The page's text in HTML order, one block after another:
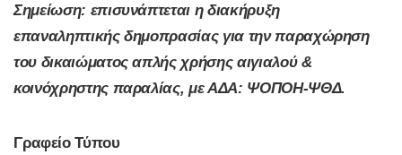
Σημείωση: επισυνάπτεται η διακήρυξη
επαναληπτικής δημοπρασίας για την παραχώρηση
του δικαιώματος απλής χρήσης αιγιαλού &
κοινόχρηστης παραλίας, με ΑΔΑ: ΨΟΠΟΗ-ΨΘΔ.
Γραφείο Τύπου